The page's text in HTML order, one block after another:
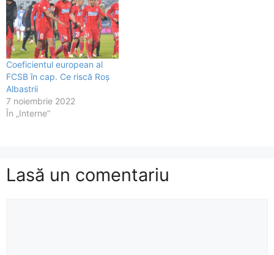
Coeficientul european al
FCSB în cap. Ce riscă Roș
Albastrii
7 noiembrie 2022
În „Interne”
Lasă un comentariu